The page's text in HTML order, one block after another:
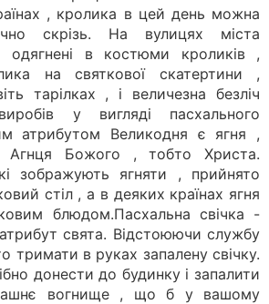
, кролика в цей день можна
скрізь. На вулицях міста
одягнені в костюми кроликів ,
на святкової скатертини ,
тарілках , і величезна безліч
у вигляді пасхального
атрибутом Великодня є ягня ,
Агнця Божого , тобто Христа.
зображують ягняти , прийнято
стіл , а в деяких країнах ягня
блюдом.Пасхальна свічка -
свята. Відстоюючи службу
тримати в руках запалену свічку.
донести до будинку і запалити
вогнище , що б у вашому